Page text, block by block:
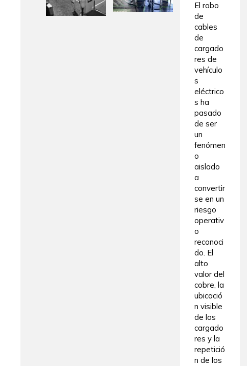
El robo
de
cables
de
cargado
res de
vehículo
s
eléctrico
s ha
pasado
de ser
un
fenómen
o
aislado
a
convertir
se en un
riesgo
operativ
o
reconoci
do. El
alto
valor del
cobre, la
ubicació
n visible
de los
cargado
res y la
repetició
n de los